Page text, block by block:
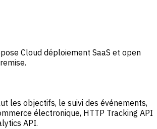
Cloud déploiement SaaS et open
les objectifs, le suivi des événements,
électronique, HTTP Tracking API
API.